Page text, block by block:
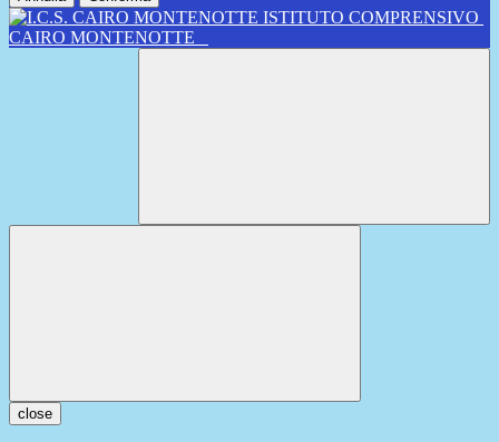
ISTITUTO COMPRENSIVO
CAIRO MONTENOTTE
close